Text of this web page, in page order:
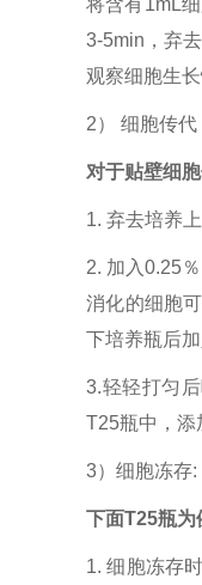
将含有1mL
3-5min，弃
观察细胞生
2） 细胞传
对于贴壁细
1. 弃去培养
2. 加入0.25
消化的细胞
下培养瓶后
3.轻轻打匀
T25瓶中，添
3）细胞冻存
下面T25瓶为
1. 细胞冻存